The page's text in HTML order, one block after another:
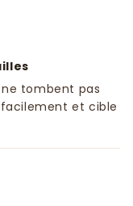
ne tombent pas
et cible